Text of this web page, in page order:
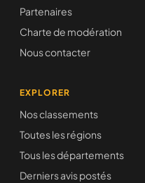
Partenaires
Charte de modération
Nous contacter
EXPLORER
Nos classements
Toutes les régions
Tous les départements
Derniers avis postés